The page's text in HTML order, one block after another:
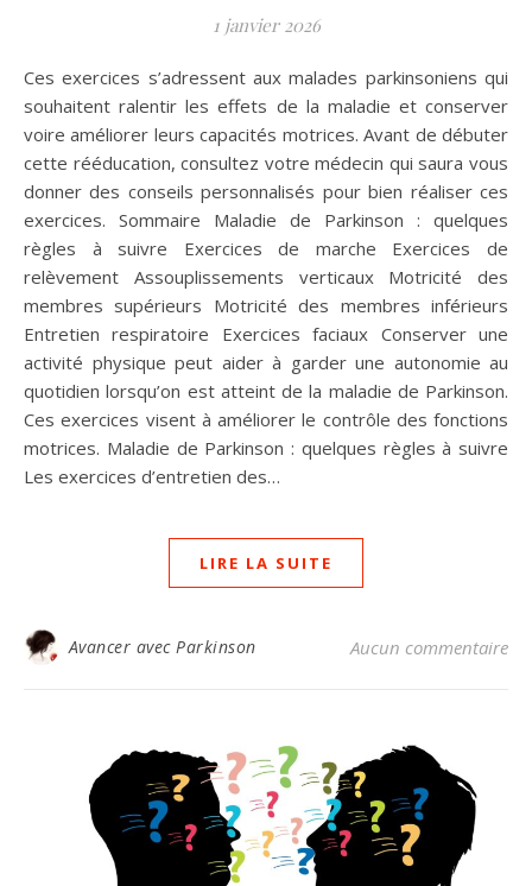
1 janvier 2026
Ces exercices s’adressent aux malades parkinsoniens qui
souhaitent ralentir les effets de la maladie et conserver
voire améliorer leurs capacités motrices. Avant de débuter
cette rééducation, consultez votre médecin qui saura vous
donner des conseils personnalisés pour bien réaliser ces
exercices. Sommaire Maladie de Parkinson : quelques
règles à suivre Exercices de marche Exercices de
relèvement Assouplissements verticaux Motricité des
membres supérieurs Motricité des membres inférieurs
Entretien respiratoire Exercices faciaux Conserver une
activité physique peut aider à garder une autonomie au
quotidien lorsqu’on est atteint de la maladie de Parkinson.
Ces exercices visent à améliorer le contrôle des fonctions
motrices. Maladie de Parkinson : quelques règles à suivre
Les exercices d’entretien des…
LIRE LA SUITE
Avancer avec Parkinson Aucun commentaire